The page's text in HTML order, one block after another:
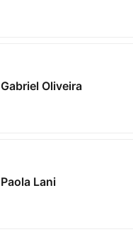
Gabriel Oliveira
Paola Lani